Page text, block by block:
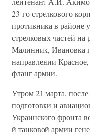
23-го стрелкового
противника в
стрелковых частей
Малинник, Ивановка
направлении
фланг армии.
Утром 21 марта,
подготовки и
Украинского фронта
й танковой армии